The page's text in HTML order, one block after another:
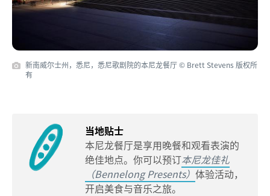
新南威尔士州，悉尼，悉尼歌剧院的本尼龙餐厅 © Brett Stevens 版权所
有
当地贴士
本尼龙餐厅是享用晚餐和观看表演的
绝佳地点。你可以预订本尼龙佳礼
（Bennelong Presents） 体验活动，
开启美食与音乐之旅。